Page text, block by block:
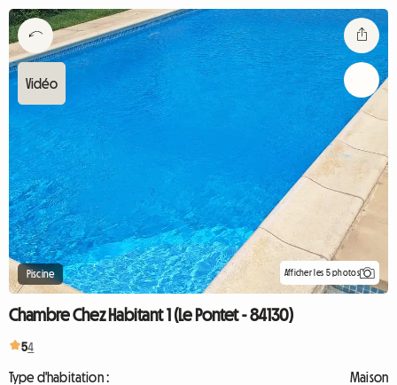
Piscine Afficher les 5 photos
Chambre Chez Habitant 1 (Le Pontet - 84130)
54
Type d'habitation :
Maison